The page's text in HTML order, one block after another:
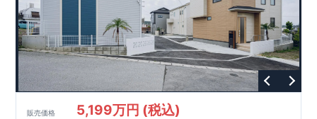
販売価格 5,199万円 (税込)